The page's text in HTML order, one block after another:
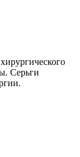
Серьги